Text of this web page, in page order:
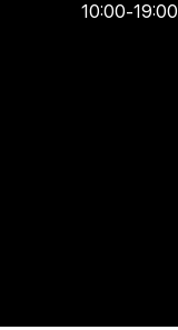
10:00-19:00